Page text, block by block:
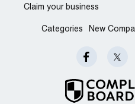
Claim your business
Categories New